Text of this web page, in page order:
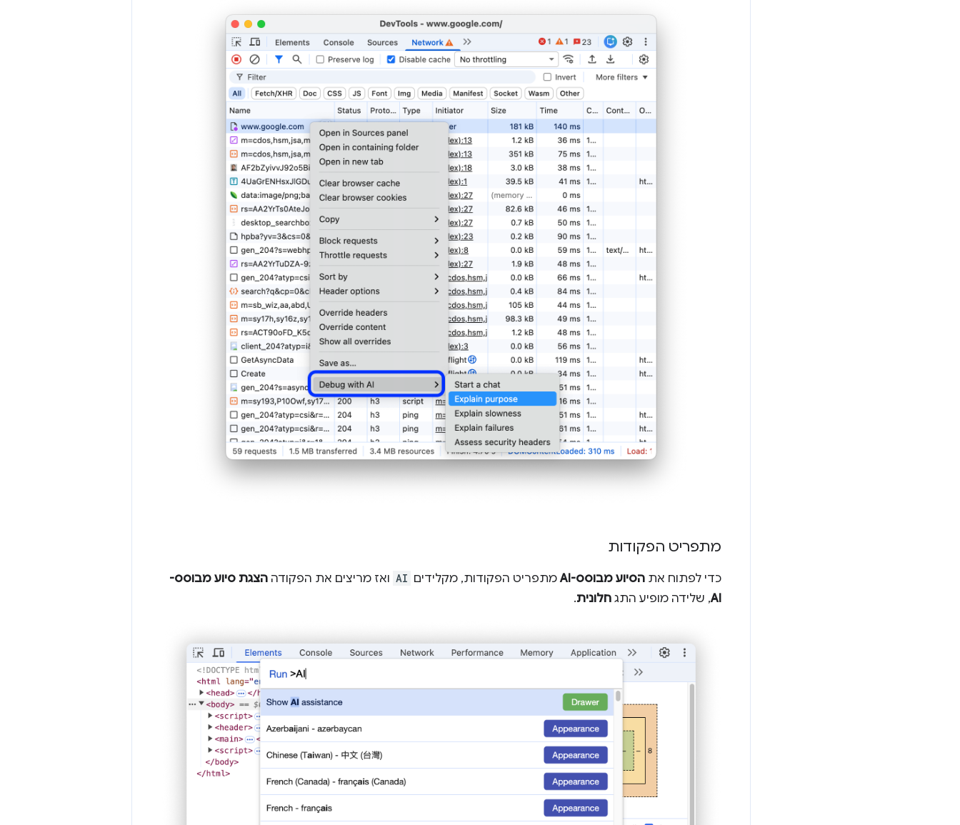
מתפריט הפקודות
כדי לפתוח את הסיוע מבוסס-AI מתפריט הפקודות, מקלידים AI ואז מריצים את הפקודה הצגת סיוע מבוסס-
AI, שלידה מופיע התג חלונית.